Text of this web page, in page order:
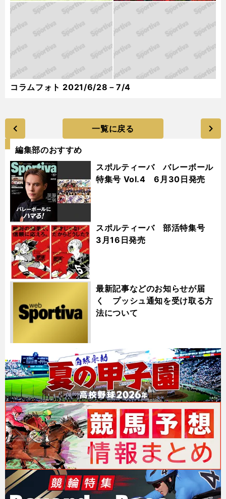
コラムフォト 2021/6/28－7/4
一覧に戻る
編集部のおすすめ
スポルティーバ バレーボール
特集号 Vol.4 6月30日発売
スポルティーバ 部活特集号
3月16日発売
最新記事などのお知らせが届
く プッシュ通知を受け取る方
法について